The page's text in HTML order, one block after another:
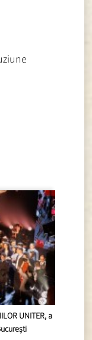
UNITER, a